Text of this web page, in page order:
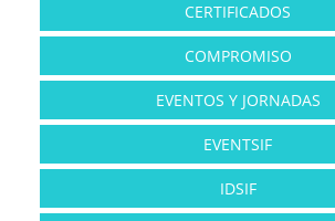
CERTIFICADOS
COMPROMISO
EVENTOS Y JORNADAS
EVENTSIF
IDSIF